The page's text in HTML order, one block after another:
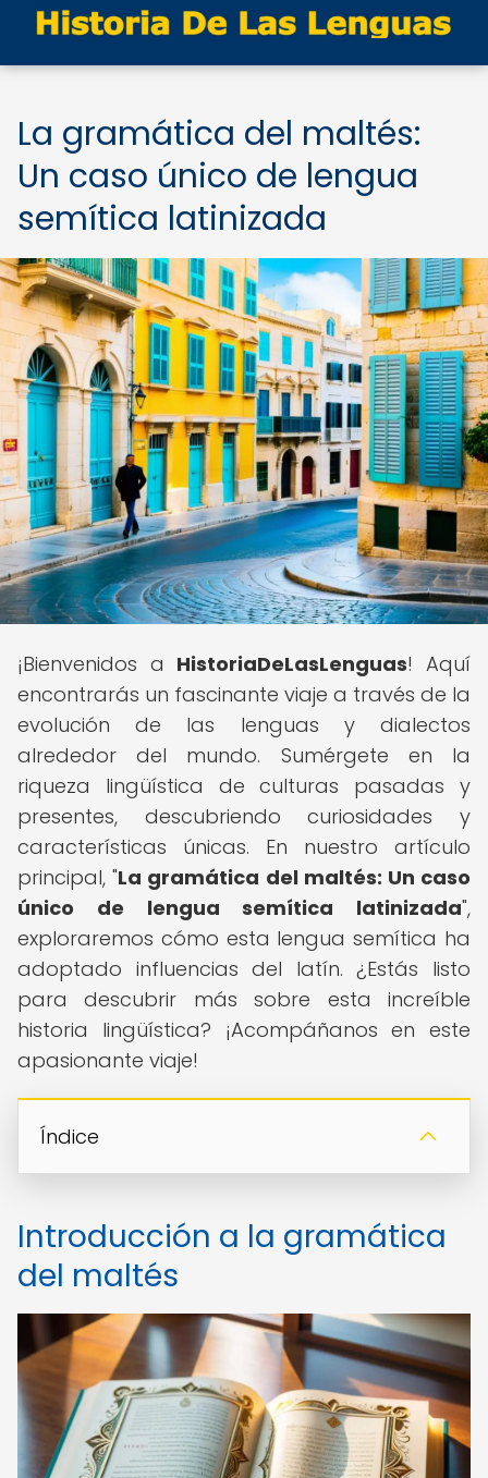
La gramática del maltés:
Un caso único de lengua
semítica latinizada
¡Bienvenidos a HistoriaDeLasLenguas! Aquí
encontrarás un fascinante viaje a través de la
evolución de las lenguas y dialectos
alrededor del mundo. Sumérgete en la
riqueza lingüística de culturas pasadas y
presentes, descubriendo curiosidades y
características únicas. En nuestro artículo
principal, "La gramática del maltés: Un caso
único de lengua semítica latinizada",
exploraremos cómo esta lengua semítica ha
adoptado influencias del latín. ¿Estás listo
para descubrir más sobre esta increíble
historia lingüística? ¡Acompáñanos en este
apasionante viaje!
Índice
Introducción a la gramática
del maltés